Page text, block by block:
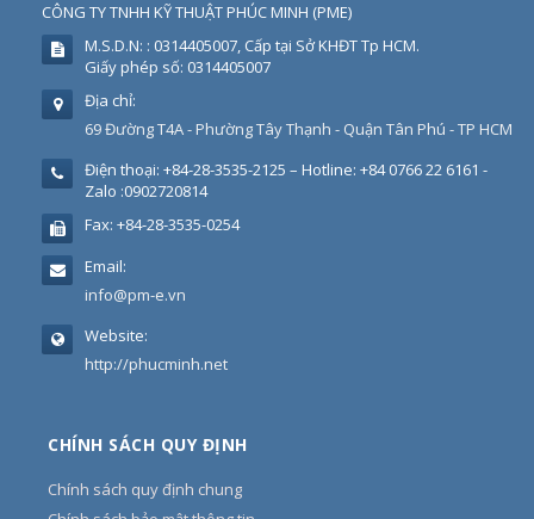
CÔNG TY TNHH KỸ THUẬT PHÚC MINH (PME)
M.S.D.N: : 0314405007, Cấp tại Sở KHĐT Tp HCM.
Giấy phép số: 0314405007
Địa chỉ:
69 Đường T4A - Phường Tây Thạnh - Quận Tân Phú - TP HCM
Điện thoại: +84-28-3535-2125 – Hotline: +84 0766 22 6161 -
Zalo :0902720814
Fax: +84-28-3535-0254
Email:
info@pm-e.vn
Website:
http://phucminh.net
CHÍNH SÁCH QUY ĐỊNH
Chính sách quy định chung